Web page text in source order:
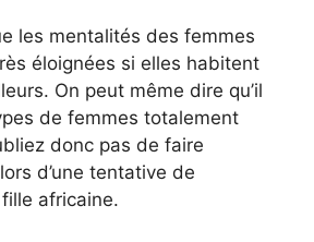
les mentalités des femmes
éloignées si elles habitent
On peut même dire qu’il
de femmes totalement
donc pas de faire
d’une tentative de
africaine.